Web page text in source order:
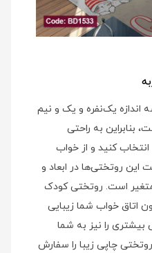
یک‌نفره و یک و نیم
بنابراین به راحتی
انتخاب کنید و از خواب
این روتختی‌ها در ابعاد و
است. روتختی کودک
اتاق خواب شما زیبایی
را نیز به شما
چاپی زیبا را سفارش